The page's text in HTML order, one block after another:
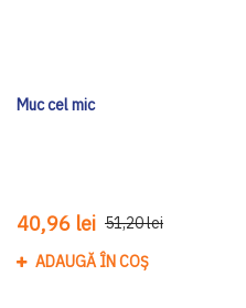
Muc cel mic
40,96 lei 51,20 lei
ADAUGĂ ÎN COȘ